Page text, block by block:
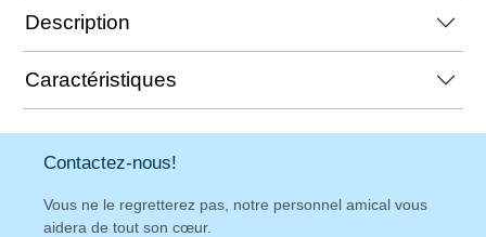
Description
Caractéristiques
Contactez-nous!
Vous ne le regretterez pas, notre personnel amical vous
aidera de tout son cœur.